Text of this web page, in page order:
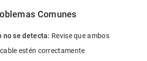
Comunes
no se detecta: Revise que ambos
estén correctamente